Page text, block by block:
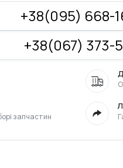
+38(095) 668-
+38(067) 373-
запчастин